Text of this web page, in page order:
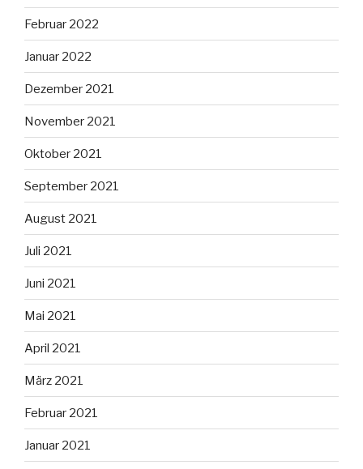
Februar 2022
Januar 2022
Dezember 2021
November 2021
Oktober 2021
September 2021
August 2021
Juli 2021
Juni 2021
Mai 2021
April 2021
März 2021
Februar 2021
Januar 2021